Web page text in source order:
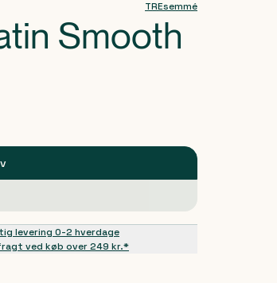
TREsemmé
Smooth
levering 0-2 hverdage
ved køb over 249 kr.*